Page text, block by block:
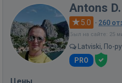
Antons D.
5.0 · 260
Был на сайте: 25
Latviski, По-
PRO
Цены